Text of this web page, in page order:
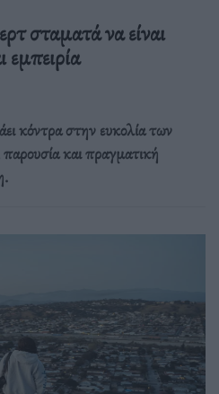
σταματά να είναι
εμπειρία
κόντρα στην ευκολία των
και πραγματική